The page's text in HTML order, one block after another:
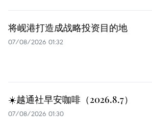
将岘港打造成战略投资目的地
07/08/2026 01:32
☀️越通社早安咖啡（2026.8.7）
07/08/2026 01:30